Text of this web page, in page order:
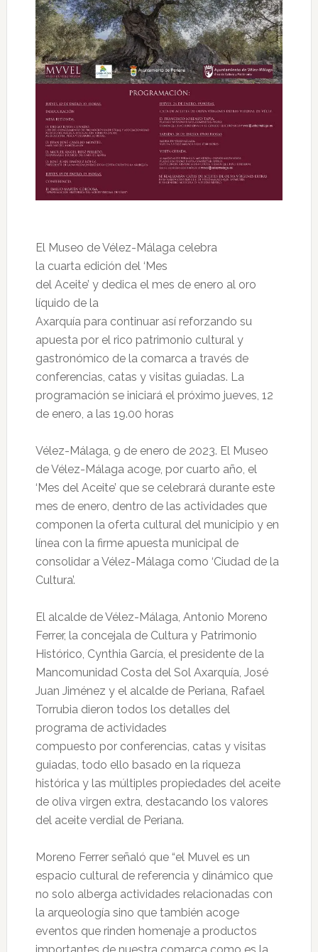
El Museo de Vélez-Málaga celebra
la cuarta edición del ‘Mes
del Aceite’ y dedica el mes de enero al oro
líquido de la
Axarquía para continuar así reforzando su
apuesta por el rico patrimonio cultural y
gastronómico de la comarca a través de
conferencias, catas y visitas guiadas. La
programación se iniciará el próximo jueves, 12
de enero, a las 19.00 horas
Vélez-Málaga, 9 de enero de 2023. El Museo
de Vélez-Málaga acoge, por cuarto año, el
‘Mes del Aceite’ que se celebrará durante este
mes de enero, dentro de las actividades que
componen la oferta cultural del municipio y en
línea con la firme apuesta municipal de
consolidar a Vélez-Málaga como ‘Ciudad de la
Cultura’.
El alcalde de Vélez-Málaga, Antonio Moreno
Ferrer, la concejala de Cultura y Patrimonio
Histórico, Cynthia García, el presidente de la
Mancomunidad Costa del Sol Axarquía, José
Juan Jiménez y el alcalde de Periana, Rafael
Torrubia dieron todos los detalles del
programa de actividades
compuesto por conferencias, catas y visitas
guiadas, todo ello basado en la riqueza
histórica y las múltiples propiedades del aceite
de oliva virgen extra, destacando los valores
del aceite verdial de Periana.
Moreno Ferrer señaló que “el Muvel es un
espacio cultural de referencia y dinámico que
no solo alberga actividades relacionadas con
la arqueología sino que también acoge
eventos que rinden homenaje a productos
importantes de nuestra comarca como es la